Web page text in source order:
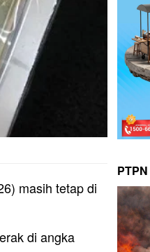
masih tetap di
di angka